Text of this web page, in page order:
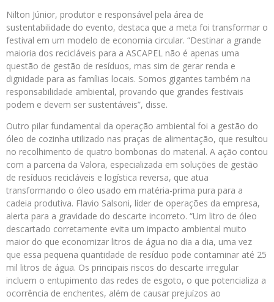
Nilton Júnior, produtor e responsável pela área de
sustentabilidade do evento, destaca que a meta foi transformar o
festival em um modelo de economia circular. “Destinar a grande
maioria dos recicláveis para a ASCAPEL não é apenas uma
questão de gestão de resíduos, mas sim de gerar renda e
dignidade para as famílias locais. Somos gigantes também na
responsabilidade ambiental, provando que grandes festivais
podem e devem ser sustentáveis”, disse.
Outro pilar fundamental da operação ambiental foi a gestão do
óleo de cozinha utilizado nas praças de alimentação, que resultou
no recolhimento de quatro bombonas do material. A ação contou
com a parceria da Valora, especializada em soluções de gestão
de resíduos recicláveis e logística reversa, que atua
transformando o óleo usado em matéria-prima pura para a
cadeia produtiva. Flavio Salsoni, líder de operações da empresa,
alerta para a gravidade do descarte incorreto. “Um litro de óleo
descartado corretamente evita um impacto ambiental muito
maior do que economizar litros de água no dia a dia, uma vez
que essa pequena quantidade de resíduo pode contaminar até 25
mil litros de água. Os principais riscos do descarte irregular
incluem o entupimento das redes de esgoto, o que potencializa a
ocorrência de enchentes, além de causar prejuízos ao